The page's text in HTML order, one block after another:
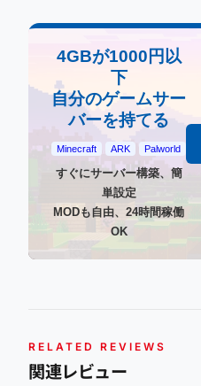
4GBが1000円以
下
自分のゲームサー
バーを持てる
Minecraft ARK Palworld
すぐにサーバー構築、簡
単設定
MODも自由、24時間稼働
OK
RELATED REVIEWS
関連レビュー